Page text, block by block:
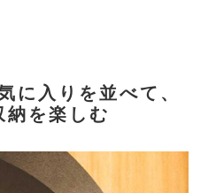
納を楽しむ